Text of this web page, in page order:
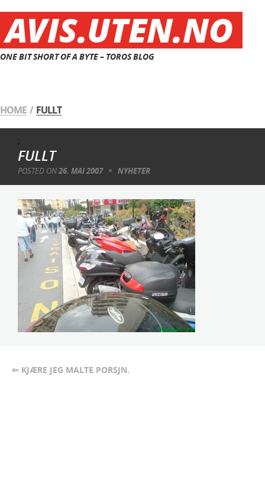
AVIS.UTEN.NO
ONE BIT SHORT OF A BYTE – TOROS BLOG
HOME / FULLT
;
FULLT
POSTED ON26. MAI 2007 NYHETER
⇐ KJÆRE JEG MALTE PORSJN.